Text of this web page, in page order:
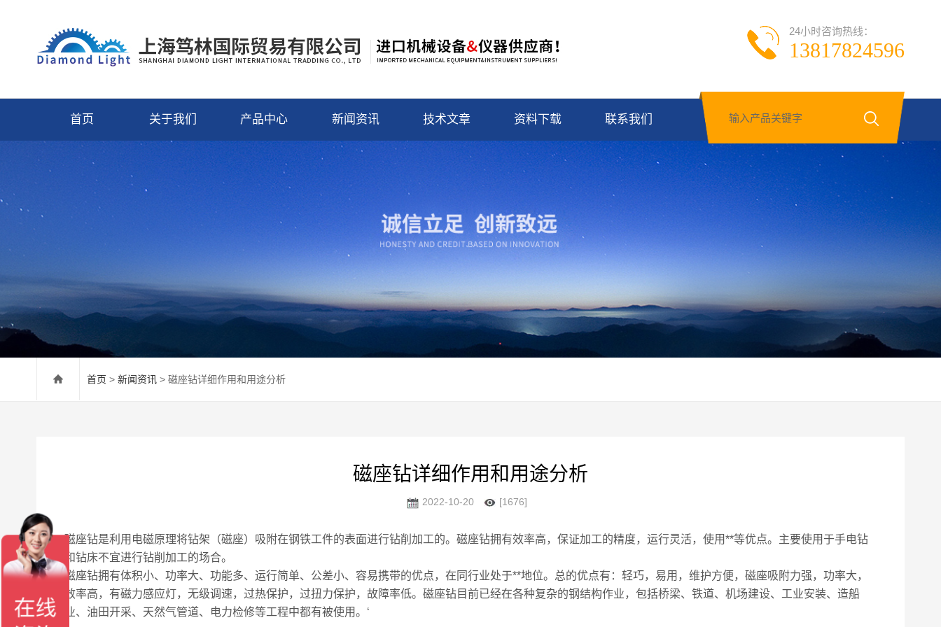
24小时咨询热线：
13817824596
首页 关于我们 产品中心 新闻资讯 技术文章 资料下载 联系我们
首页 > 新闻资讯 > 磁座钻详细作用和用途分析
磁座钻详细作用和用途分析
2022-10-20 [1676]
磁座钻是利用电磁原理将钻架（磁座）吸附在钢铁工件的表面进行钻削加工的。磁座钻拥有效率高，保证加工的精度，运行灵活，使用**等优点。主要使用于手电钻
和钻床不宜进行钻削加工的场合。
磁座钻拥有体积小、功率大、功能多、运行简单、公差小、容易携带的优点，在同行业处于**地位。总的优点有：轻巧，易用，维护方便，磁座吸附力强，功率大，
效率高，有磁力感应灯，无级调速，过热保护，过扭力保护，故障率低。磁座钻目前已经在各种复杂的钢结构作业，包括桥梁、铁道、机场建设、工业安装、造船
业、油田开采、天然气管道、电力检修等工程中都有被使用。‘